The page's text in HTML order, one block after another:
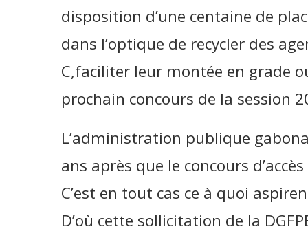
disposition d’une centaine de
dans l’optique de recycler des
C,faciliter leur montée en grade
prochain concours de la session
L’administration publique
ans après que le concours
C’est en tout cas ce à quoi
D’où cette sollicitation de la